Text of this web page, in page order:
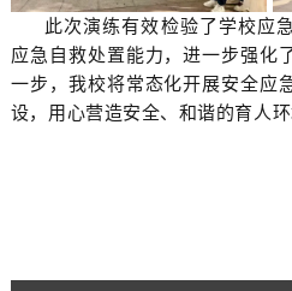
此次演练有效检验了学校应
应急自救处置能力，进一步强化
一步，我校将常态化开展安全应
设，用心营造安全、和谐的育人环